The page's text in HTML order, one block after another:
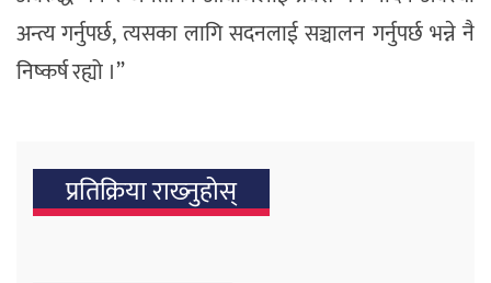
अन्त्य गर्नुपर्छ, त्यसका लागि सदनलाई सञ्चालन गर्नुपर्छ भन्ने नै
निष्कर्ष रह्यो ।”
प्रतिक्रिया राख्‍नुहोस्